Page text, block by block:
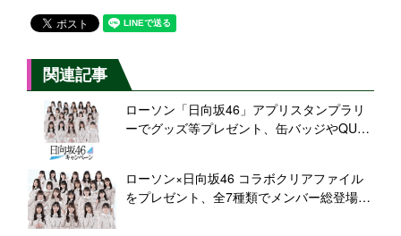
関連記事
ローソン「日向坂46」アプリスタンプラリ
ーでグッズ等プレゼント、缶バッジやQUO
ローソン×日向坂46 コラボクリアファイル
をプレゼント、全7種類でメンバー総登場、